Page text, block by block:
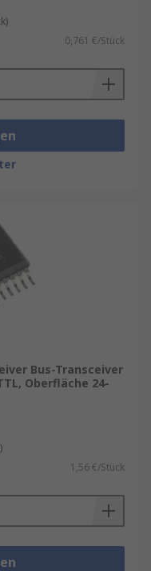
0,761 €/Stück
Bus-Transceiver
Oberfläche 24-
1,56 €/Stück